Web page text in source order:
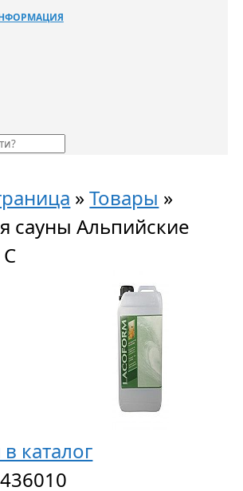
»Товары »
сауны Альпийские
каталог